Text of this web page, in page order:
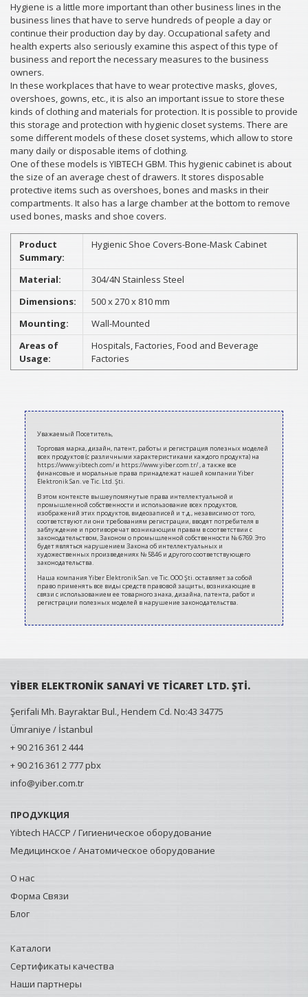
Hygiene is a little more important than other business lines in the
business lines that have to serve hundreds of people a day or
continue their production day by day. Occupational safety and
health experts also seriously examine this aspect of this type of
business and report the necessary measures to the business
owners.
In these workplaces that have to wear protective masks, gloves,
overshoes, gowns, etc., it is also an important issue to store these
kinds of clothing and materials for protection. It is possible to provide
this storage and protection with hygienic closet systems. There are
some different models of these closet systems, which allow to store
many daily or disposable items of clothing.
One of these models is YIBTECH GBM. This hygienic cabinet is about
the size of an average chest of drawers. It stores disposable
protective items such as overshoes, bones and masks in their
compartments. It also has a large chamber at the bottom to remove
used bones, masks and shoe covers.
Product
Summary:
Hygienic Shoe Covers-Bone-Mask Cabinet
Material:
304/4N Stainless Steel
Dimensions:
500 x 270 x 810 mm
Mounting:
Wall-Mounted
Areas of
Usage:
Hospitals, Factories, Food and Beverage
Factories
2020-
Уважаемый Посетитель,
Торговая марка, дизайн, патент, работы и регистрация полезных моделей
всех продуктов (с различными характеристиками каждого продукта) на
https://www.yibtech.com/ и https://www.yiber.com.tr/ , а также все
финансовые и моральные права принадлежат нашей компании Yiber
Elektronik San. ve Tic. Ltd. Şti.
В этом контексте вышеупомянутые права интеллектуальной и
промышленной собственности и использование всех продуктов,
изображений этих продуктов, видеозаписей и т.д., независимо от того,
соответствуют ли они требованиям регистрации, вводят потребителя в
заблуждение и противоречат возникающим правам в соответствии с
законодательством, Законом о промышленной собственности № 6769. Это
будет являться нарушением Закона об интеллектуальных и
художественных произведениях № 5846 и другого соответствующего
законодательства.
Наша компания Yiber Elektronik San. ve Tic. ООО Şti. оставляет за собой
право применять все виды средств правовой защиты, возникающие в
связи с использованием ее товарного знака, дизайна, патента, работ и
регистрации полезных моделей в нарушение законодательства.
YİBER ELEKTRONİK SANAYİ VE TİCARET LTD. ŞTİ.
Şerifali Mh. Bayraktar Bul., Hendem Cd. No:43 34775
Ümraniye / İstanbul
+ 90 216 361 2 444
+ 90 216 361 2 777 pbx
info@yiber.com.tr
ПРОДУКЦИЯ
Yibtech HACCP / Гигиеническое оборудование
Медицинское / Анатомическое оборудование
О нас
Форма Связи
Блог
Каталоги
Сертификаты качества
Наши партнеры